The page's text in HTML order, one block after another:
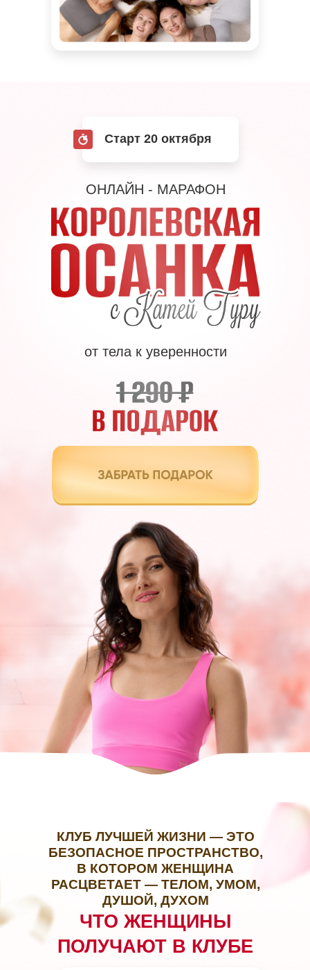
ОНЛАЙН - МАРАФОН
от тела к уверенности
Старт 20 октября
ЧТО ЖЕНЩИНЫ
ПОЛУЧАЮТ В КЛУБЕ
КЛУБ ЛУЧШЕЙ ЖИЗНИ — ЭТО
БЕЗОПАСНОЕ ПРОСТРАНСТВО,
В КОТОРОМ ЖЕНЩИНА
РАСЦВЕТАЕТ — ТЕЛОМ, УМОМ,
ДУШОЙ, ДУХОМ